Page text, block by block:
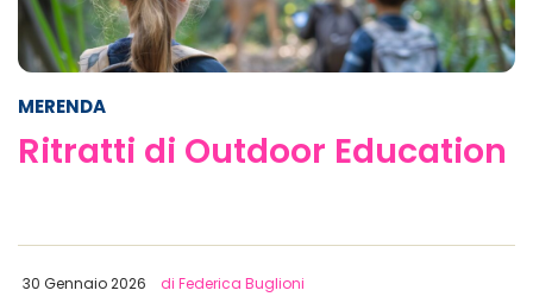
MERENDA
Ritratti di Outdoor Education
30 Gennaio 2026 di Federica Buglioni